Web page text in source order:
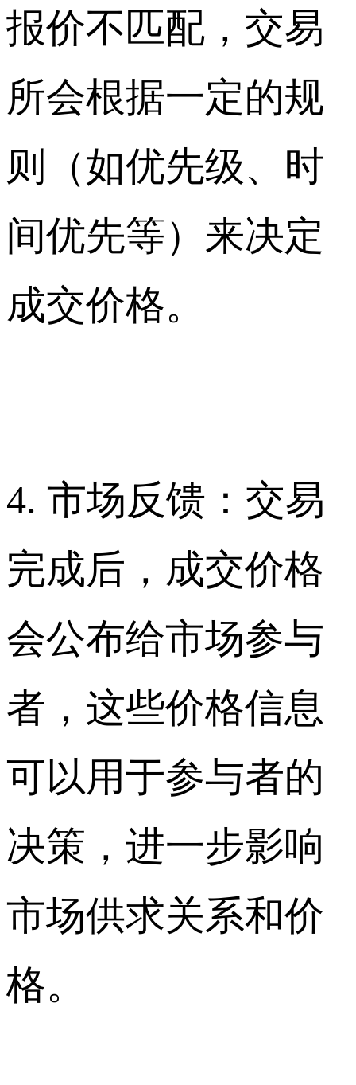
报价不匹配，交易
所会根据一定的规
则（如优先级、时
间优先等）来决定
成交价格。
4. 市场反馈：交易
完成后，成交价格
会公布给市场参与
者，这些价格信息
可以用于参与者的
决策，进一步影响
市场供求关系和价
格。